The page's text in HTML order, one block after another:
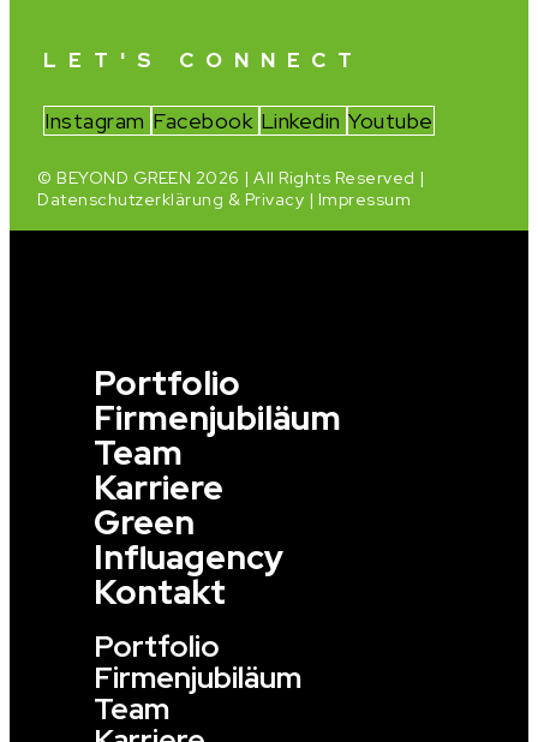
LET'S CONNECT
Instagram Facebook Linkedin Youtube
© BEYOND GREEN 2026 | All Rights Reserved |
Datenschutzerklärung & Privacy | Impressum
Portfolio
Firmenjubiläum
Team
Karriere
Green
Influagency
Kontakt
Portfolio
Firmenjubiläum
Team